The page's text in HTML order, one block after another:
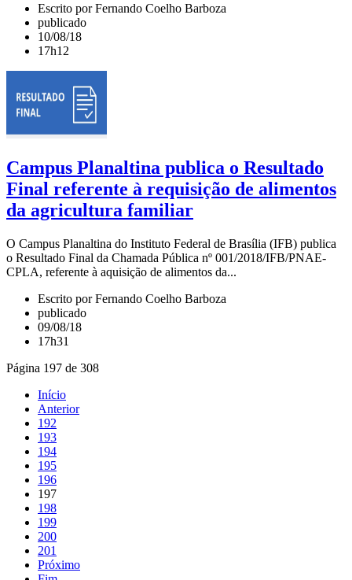
Escrito por Fernando Coelho Barboza
publicado
10/08/18
17h12
Campus Planaltina publica o Resultado
Final referente à requisição de alimentos
da agricultura familiar
O Campus Planaltina do Instituto Federal de Brasília (IFB) publica
o Resultado Final da Chamada Pública nº 001/2018/IFB/PNAE-
CPLA, referente à aquisição de alimentos da...
Escrito por Fernando Coelho Barboza
publicado
09/08/18
17h31
Página 197 de 308
Início
Anterior
192
193
194
195
196
197
198
199
200
201
Próximo